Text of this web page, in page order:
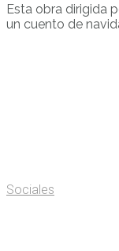
Esta obra dirigida
un cuento de
Sociales